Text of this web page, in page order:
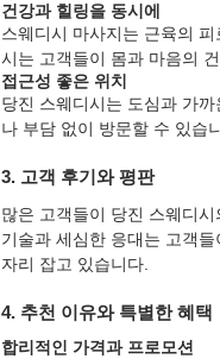
건강과 힐링을 동시에
스웨디시 마사지는 근육의
시는 고객들이 몸과 마음의
접근성 좋은 위치
당진 스웨디시는 도심과 가
나 부담 없이 방문할 수 있습
3. 고객 후기와 평판
많은 고객들이 당진 스웨디
기술과 세심한 응대는 고객
자리 잡고 있습니다.
4. 추천 이유와 특별한 혜택
합리적인 가격과 프로모션